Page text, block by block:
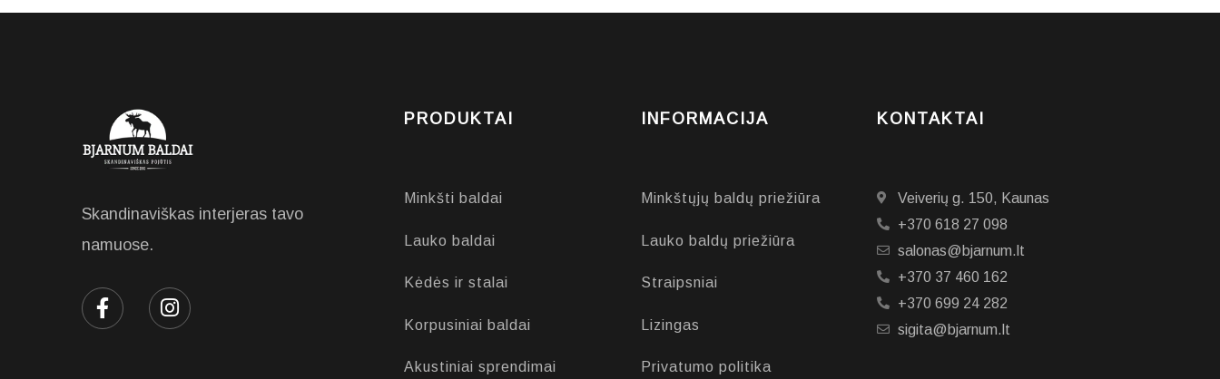
Skandinaviškas interjeras tavo
namuose.
PRODUKTAI
Minkšti baldai
Lauko baldai
Kėdės ir stalai
Korpusiniai baldai
Akustiniai sprendimai
INFORMACIJA
Minkštųjų baldų priežiūra
Lauko baldų priežiūra
Straipsniai
Lizingas
Privatumo politika
KONTAKTAI
Veiverių g. 150, Kaunas
+370 618 27 098
salonas@bjarnum.lt
+370 37 460 162
+370 699 24 282
sigita@bjarnum.lt